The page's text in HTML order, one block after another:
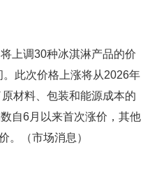
上调30种冰淇淋产品的价
此次价格上涨将从2026年
材料、包装和能源成本的
自6月以来首次涨价，其他
。（市场消息）